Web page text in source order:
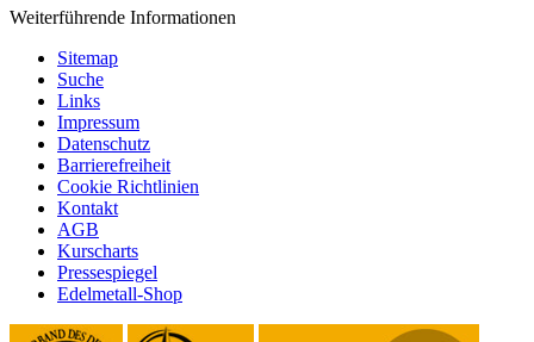
Weiterführende Informationen
Sitemap
Suche
Links
Impressum
Datenschutz
Barrierefreiheit
Cookie Richtlinien
Kontakt
AGB
Kurscharts
Pressespiegel
Edelmetall-Shop